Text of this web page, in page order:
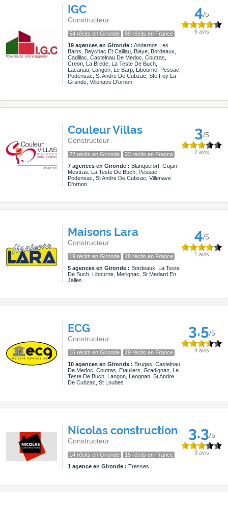
IGC
Constructeur
54 récits en Gironde
89 récits en France
19 agences en Gironde : Andernos Les
Bains, Beychac Et Caillau, Blaye, Bordeaux,
Cadillac, Castelnau De Medoc, Coutras,
Creon, La Brede, La Teste De Buch,
Lacanau, Langon, Le Barp, Libourne, Pessac,
Podensac, St Andre De Cubzac, Ste Foy La
Grande, Villenave D'ornon
4/5
6 avis
Couleur Villas
Constructeur
22 récits en Gironde
23 récits en France
7 agences en Gironde : Blanquefort, Gujan
Mestras, La Teste De Buch, Pessac,
Podensac, St Andre De Cubzac, Villenave
D'ornon
3/5
2 avis
Maisons Lara
Constructeur
19 récits en Gironde
28 récits en France
5 agences en Gironde : Bordeaux, La Teste
De Buch, Libourne, Merignac, St Medard En
Jalles
4/5
1 avis
ECG
Constructeur
16 récits en Gironde
29 récits en France
10 agences en Gironde : Bruges, Castelnau
De Medoc, Coutras, Etauliers, Gradignan, La
Teste De Buch, Langon, Leognan, St Andre
De Cubzac, St Loubes
3.5/5
4 avis
Nicolas construction
Constructeur
14 récits en Gironde
15 récits en France
1 agence en Gironde : Tresses
3.3/5
3 avis